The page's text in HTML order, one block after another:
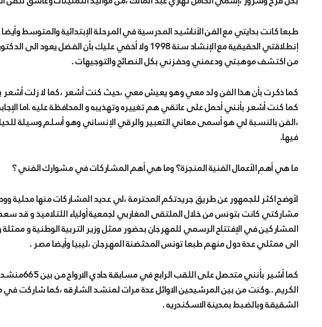
طبعا كانت بدايتي مع الفن الأناشيد المدرسية في المرحلة الإبتدائية والمتوسط
إنطلاقتي الحقيقية مع الإنشاد سنة 1998 ولا أخفي عليك بأن
من اكتشف موهبتي ودعمني وحفزني بكل النصائح والتوجيهات .
كما ذكرت بأن هذا الفن ولد معي وهو يعيش معي ،حيث كنت أشعر ،كما لا زلت أشعر
كما كنت أشعر بأنني أحمل على عاتقي هم تغييره وتهذيبه و المحافظة عليه .اما
،الفن بالنسبة لي هو أسمى معاني التعبير والرقي الإنساني وهو أسلم وسيلة
فيها.
ما هي أهم الأعمال الفنية المنجزة؟ وما هي أهم المشاركات في مشوارك الفني ؟
لأوضح اكثر للجمهور عن طريق جريدتكم المحترمة ،لي عديد المشاركات منها محلية
مشاركتي كانت بتونس من خلال الملتقى المغاربي لجمعية أولياء اللتلاميذ و قد
المشاركين في الإفتتاح الرسمي للمهرجان بحضور ممثل وزير التربية الوطنية و ممثلة
الى ممثلي عدة دول منهم طبعا تونس المحثضنة المهرجان ،ليبيا وأيضا مصر .
كما أشير بأنني
الكريم ..وكنت من بين المرشيحين الاوائل عدة مرات لمنشد الشارقه ،كما
الشقيقة وبالضبط بمدينة الاسكندريه .